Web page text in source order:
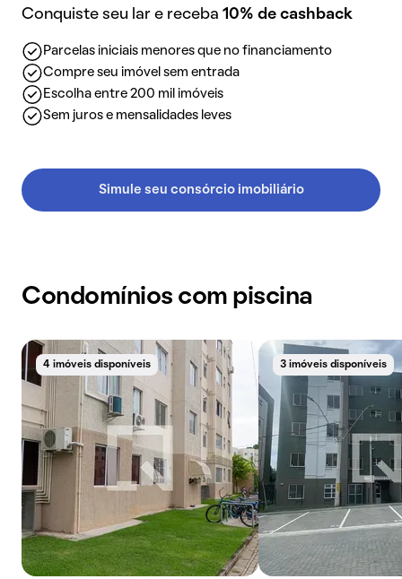
Conquiste seu lar e receba 10% de cashback
Parcelas iniciais menores que no financiamento
Compre seu imóvel sem entrada
Escolha entre 200 mil imóveis
Sem juros e mensalidades leves
Simule seu consórcio imobiliário
Condomínios com piscina
4 imóveis disponíveis 3 imóveis disponíveis